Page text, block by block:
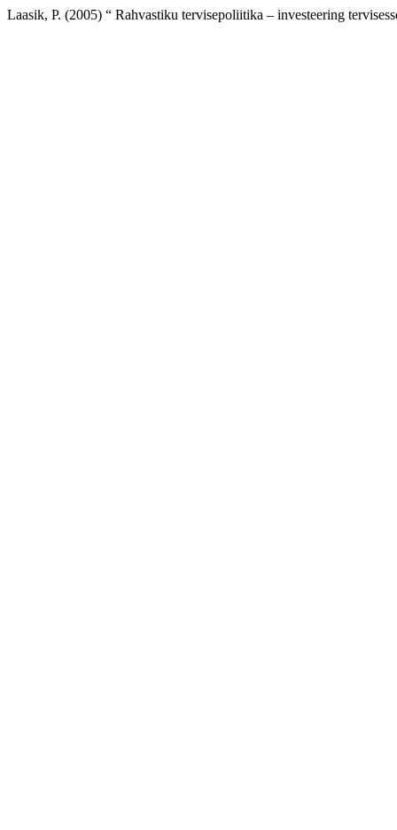
Laasik, P. (2005) “ Rahvastiku tervisepoliitika – investeering